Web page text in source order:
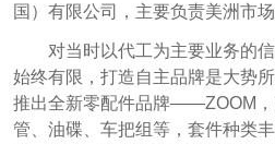
国）有限公司，主要负责美洲市场
对当时以代工为主要业务的
始终有限，打造自主品牌是大势
推出全新零配件品牌——ZOOM，
管、油碟、车把组等，套件种类